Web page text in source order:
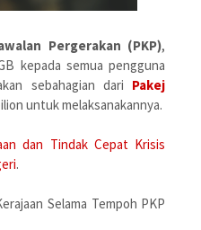
Pergerakan (PKP),
kepada semua pengguna
sebahagian dari Pakej
untuk melaksanakannya.
dan Tindak Cepat Krisis
.
Selama Tempoh PKP